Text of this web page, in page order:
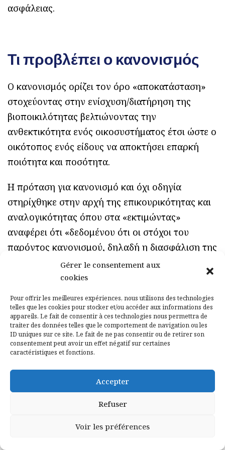
Gérer le consentement aux
cookies
Pour offrir les meilleures expériences, nous utilisons des technologies
telles que les cookies pour stocker et/ou accéder aux informations des
appareils. Le fait de consentir à ces technologies nous permettra de
traiter des données telles que le comportement de navigation ou les
ID uniques sur ce site. Le fait de ne pas consentir ou de retirer son
consentement peut avoir un effet négatif sur certaines
caractéristiques et fonctions.
Accepter
Refuser
Voir les préférences
ασφάλειας.
Τι προβλέπει ο κανονισμός
Ο κανονισμός ορίζει τον όρο «αποκατάσταση»
στοχεύοντας στην ενίσχυση/διατήρηση της
βιοποικιλότητας βελτιώνοντας την
ανθεκτικότητα ενός οικοσυστήματος έτσι ώστε ο
οικότοπος ενός είδους να αποκτήσει επαρκή
ποιότητα και ποσότητα.
Η πρόταση για κανονισμό και όχι οδηγία
στηρίχθηκε στην αρχή της επικουρικότητας και
αναλογικότητας όπου στα «εκτιμώντας»
αναφέρει ότι «δεδομένου ότι οι στόχοι του
παρόντος κανονισμού, δηλαδή η διασφάλιση της
μακροπρόθεσμης και διαρκούς ανάκαμψης
ανθεκτικών και πλούσιων σε βιοποικιλότητα
οικοσυστημάτων σε όλο το ευρωπαϊκό έδαφος
των κρατών μελών, μέσω μέτρων
αποκατάστασης που θα θεσπίσουν τα κράτη
μέλη για τη συλλογική επίτευξη του στόχου της
Ένωσης για την αποκατάσταση των χερσαίων
και θαλάσσιων περιοχών έως το 2030, και όλων
των περιοχών που χρήζουν αποκατάστασης έως
κλίμακας και των αποτελεσμάτων της δράσης,